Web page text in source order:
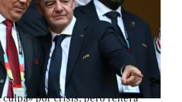
culpa» por crisis, pero reitera